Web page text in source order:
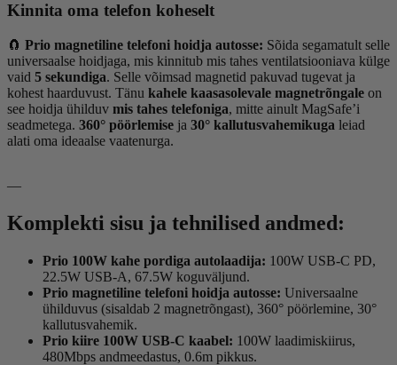
Kinnita oma telefon koheselt
🧲 Prio magnetiline telefoni hoidja autosse: Sõida segamatult selle
universaalse hoidjaga, mis kinnitub mis tahes ventilatsiooniava külge
vaid 5 sekundiga. Selle võimsad magnetid pakuvad tugevat ja
kohest haarduvust. Tänu kahele kaasasolevale magnetrõngale on
see hoidja ühilduv mis tahes telefoniga, mitte ainult MagSafe’i
seadmetega. 360° pöörlemise ja 30° kallutusvahemikuga leiad
alati oma ideaalse vaatenurga.
—
Komplekti sisu ja tehnilised andmed:
Prio 100W kahe pordiga autolaadija: 100W USB-C PD,
22.5W USB-A, 67.5W koguväljund.
Prio magnetiline telefoni hoidja autosse: Universaalne
ühilduvus (sisaldab 2 magnetrõngast), 360° pöörlemine, 30°
kallutusvahemik.
Prio kiire 100W USB-C kaabel: 100W laadimiskiirus,
480Mbps andmeedastus, 0.6m pikkus.